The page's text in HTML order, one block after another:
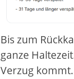
Bis zum
ganze
Verzug kommt.